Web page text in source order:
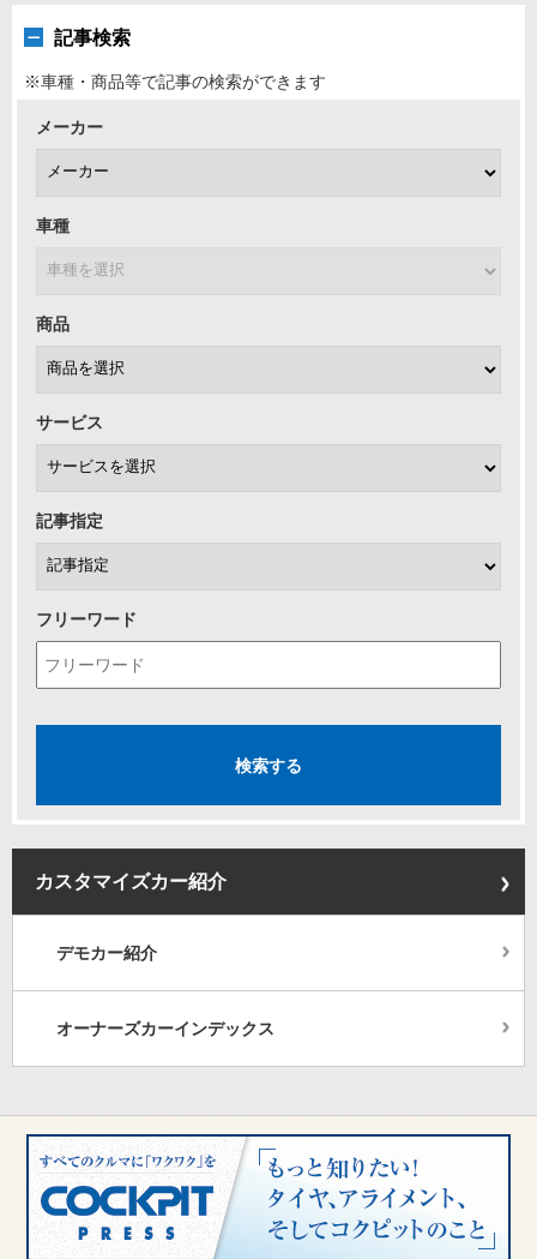
記事検索
※車種・商品等で記事の検索ができます
メーカー
車種
商品
サービス
記事指定
フリーワード
カスタマイズカー紹介
デモカー紹介
オーナーズカーインデックス